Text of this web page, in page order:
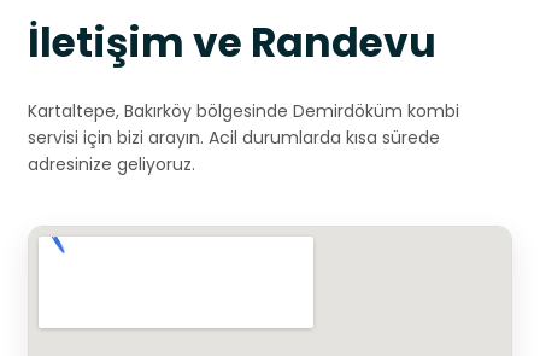
İletişim ve Randevu
Kartaltepe, Bakırköy bölgesinde Demirdöküm kombi
servisi için bizi arayın. Acil durumlarda kısa sürede
adresinize geliyoruz.